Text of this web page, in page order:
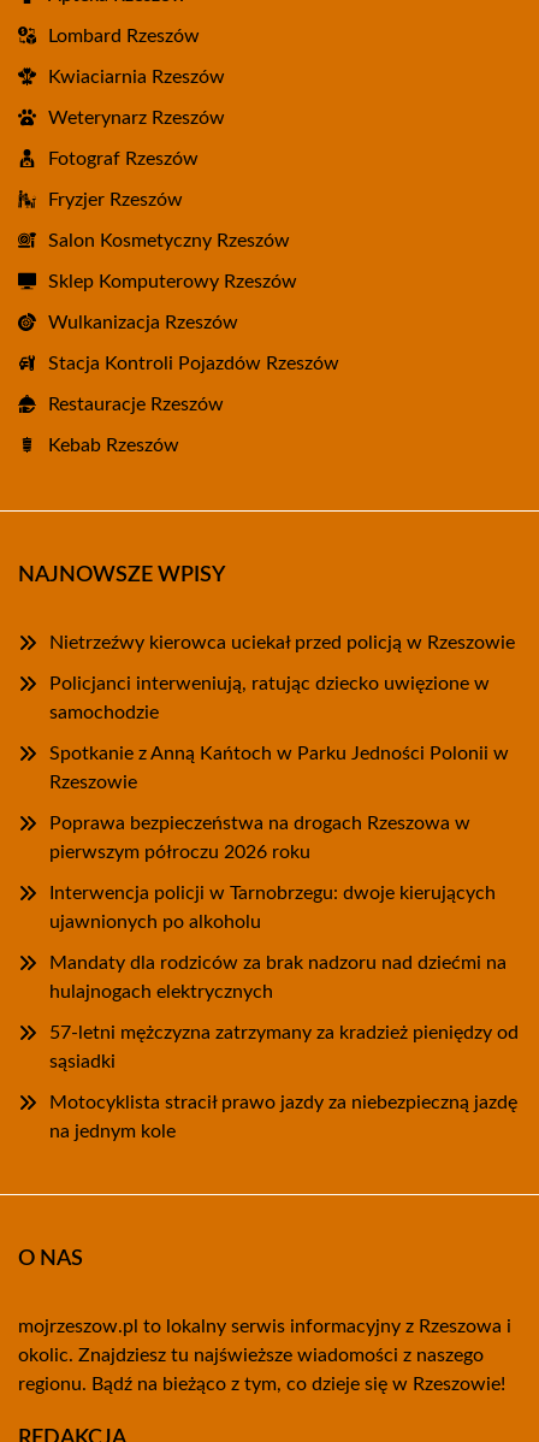
Lombard Rzeszów
Kwiaciarnia Rzeszów
Weterynarz Rzeszów
Fotograf Rzeszów
Fryzjer Rzeszów
Salon Kosmetyczny Rzeszów
Sklep Komputerowy Rzeszów
Wulkanizacja Rzeszów
Stacja Kontroli Pojazdów Rzeszów
Restauracje Rzeszów
Kebab Rzeszów
NAJNOWSZE WPISY
Nietrzeźwy kierowca uciekał przed policją w Rzeszowie
Policjanci interweniują, ratując dziecko uwięzione w
samochodzie
Spotkanie z Anną Kańtoch w Parku Jedności Polonii w
Rzeszowie
Poprawa bezpieczeństwa na drogach Rzeszowa w
pierwszym półroczu 2026 roku
Interwencja policji w Tarnobrzegu: dwoje kierujących
ujawnionych po alkoholu
Mandaty dla rodziców za brak nadzoru nad dziećmi na
hulajnogach elektrycznych
57-letni mężczyzna zatrzymany za kradzież pieniędzy od
sąsiadki
Motocyklista stracił prawo jazdy za niebezpieczną jazdę
na jednym kole
O NAS
mojrzeszow.pl to lokalny serwis informacyjny z Rzeszowa i
okolic. Znajdziesz tu najświeższe wiadomości z naszego
regionu. Bądź na bieżąco z tym, co dzieje się w Rzeszowie!